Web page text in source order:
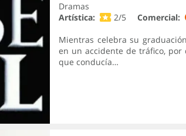
Dramas
Artística:
2/5 Comercial:
Mientras celebra su
en un accidente de tráfico,
que conducía…